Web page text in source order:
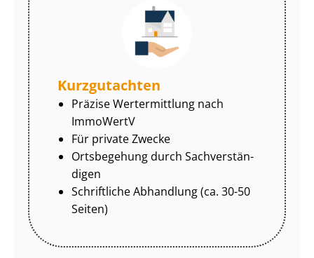
Kurzgutachten
Präzise Wertermittlung nach
ImmoWertV
Für private Zwecke
Ortsbegehung durch Sach­ver­stän­
di­gen
Schriftliche Abhandlung (ca. 30-50
Seiten)